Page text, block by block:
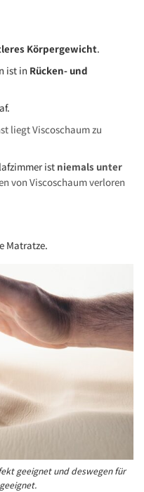
Körpergewicht.
ist in Rücken- und
liegt Viscoschaum zu
ist niemals unter
von Viscoschaum verloren
Matratze.
geeignet und deswegen für